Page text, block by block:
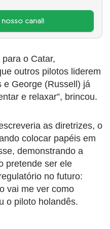
canal!
o Catar,
outros pilotos liderem
e George (Russell) já
e relaxar”, brincou.
as diretrizes, o
colocar papéis em
demonstrando a
pretende ser ele
no futuro:
vai me ver como
o piloto holandês.